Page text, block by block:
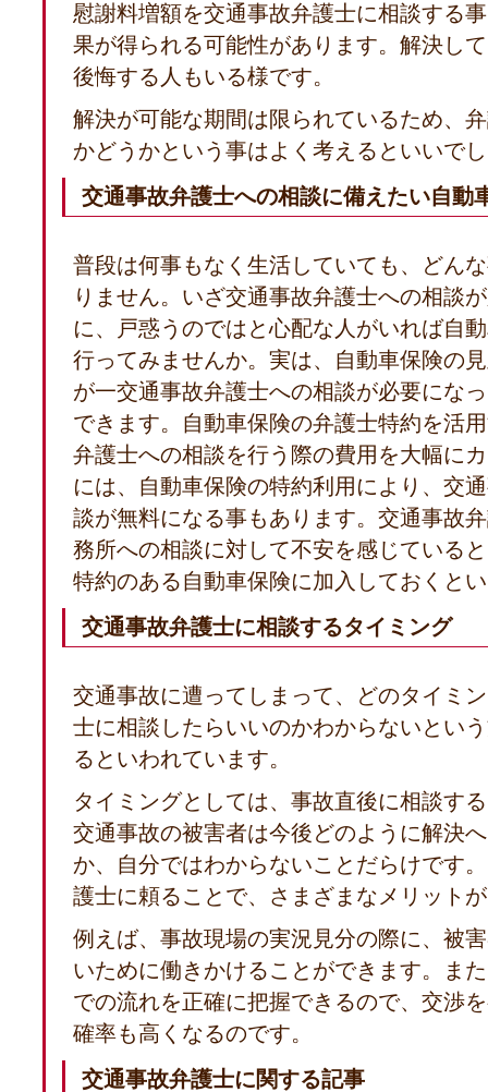
慰謝料増額を交通事故弁護士に相談する
果が得られる可能性があります。解決し
後悔する人もいる様です。
解決が可能な期間は限られているため、
かどうかという事はよく考えるといいで
交通事故弁護士への相談に備えたい自動
普段は何事もなく生活していても、どん
りません。いざ交通事故弁護士への相談
に、戸惑うのではと心配な人がいれば自
行ってみませんか。実は、自動車保険の
が一交通事故弁護士への相談が必要にな
できます。自動車保険の弁護士特約を活
弁護士への相談を行う際の費用を大幅に
には、自動車保険の特約利用により、交
談が無料になる事もあります。交通事故
務所への相談に対して不安を感じている
特約のある自動車保険に加入しておくと
交通事故弁護士に相談するタイミング
交通事故に遭ってしまって、どのタイミ
士に相談したらいいのかわからないとい
るといわれています。
タイミングとしては、事故直後に相談す
交通事故の被害者は今後どのように解決
か、自分ではわからないことだらけです
護士に頼ることで、さまざまなメリット
例えば、事故現場の実況見分の際に、被
いために働きかけることができます。ま
での流れを正確に把握できるので、交渉
確率も高くなるのです。
交通事故弁護士に関する記事